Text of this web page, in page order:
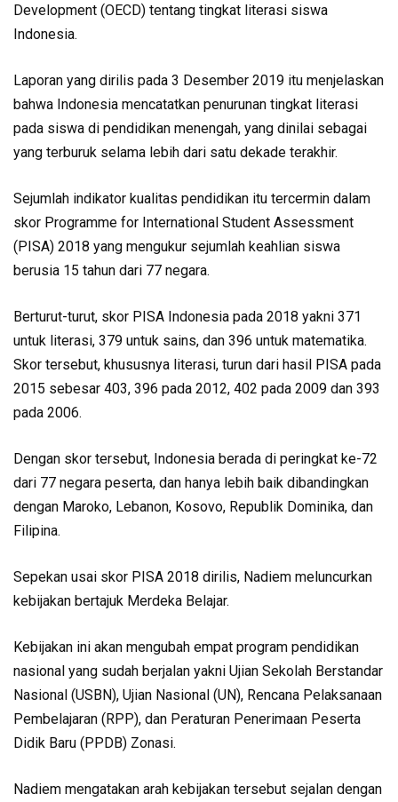
Development (OECD) tentang tingkat literasi siswa
Indonesia.
Laporan yang dirilis pada 3 Desember 2019 itu menjelaskan
bahwa Indonesia mencatatkan penurunan tingkat literasi
pada siswa di pendidikan menengah, yang dinilai sebagai
yang terburuk selama lebih dari satu dekade terakhir.
Sejumlah indikator kualitas pendidikan itu tercermin dalam
skor Programme for International Student Assessment
(PISA) 2018 yang mengukur sejumlah keahlian siswa
berusia 15 tahun dari 77 negara.
Berturut-turut, skor PISA Indonesia pada 2018 yakni 371
untuk literasi, 379 untuk sains, dan 396 untuk matematika.
Skor tersebut, khususnya literasi, turun dari hasil PISA pada
2015 sebesar 403, 396 pada 2012, 402 pada 2009 dan 393
pada 2006.
Dengan skor tersebut, Indonesia berada di peringkat ke-72
dari 77 negara peserta, dan hanya lebih baik dibandingkan
dengan Maroko, Lebanon, Kosovo, Republik Dominika, dan
Filipina.
Sepekan usai skor PISA 2018 dirilis, Nadiem meluncurkan
kebijakan bertajuk Merdeka Belajar.
Kebijakan ini akan mengubah empat program pendidikan
nasional yang sudah berjalan yakni Ujian Sekolah Berstandar
Nasional (USBN), Ujian Nasional (UN), Rencana Pelaksanaan
Pembelajaran (RPP), dan Peraturan Penerimaan Peserta
Didik Baru (PPDB) Zonasi.
Nadiem mengatakan arah kebijakan tersebut sejalan dengan